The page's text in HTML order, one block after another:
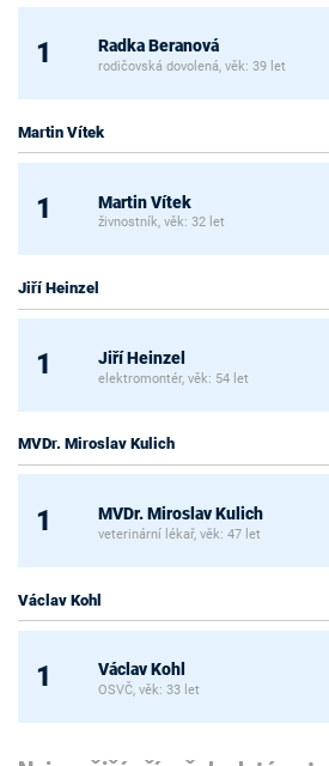
1 Radka Beranová
rodičovská dovolená, věk: 39 let
Martin Vítek
1 Martin Vítek
živnostník, věk: 32 let
Jiří Heinzel
1 Jiří Heinzel
elektromontér, věk: 54 let
MVDr. Miroslav Kulich
1 MVDr. Miroslav Kulich
veterinární lékař, věk: 47 let
Václav Kohl
1 Václav Kohl
OSVČ, věk: 33 let